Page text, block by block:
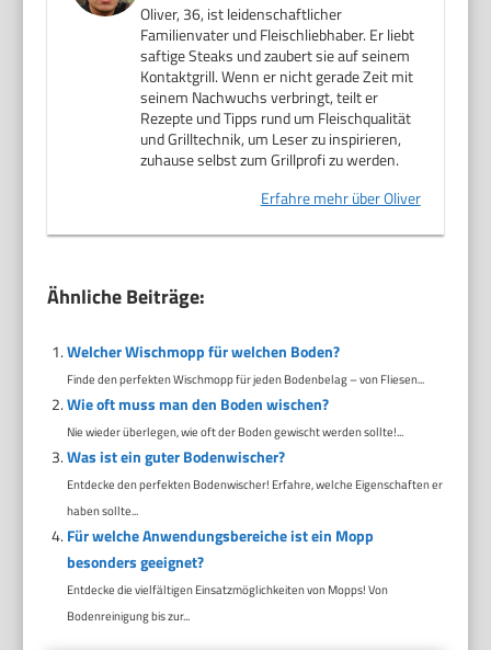
Oliver, 36, ist leidenschaftlicher
Familienvater und Fleischliebhaber. Er liebt
saftige Steaks und zaubert sie auf seinem
Kontaktgrill. Wenn er nicht gerade Zeit mit
seinem Nachwuchs verbringt, teilt er
Rezepte und Tipps rund um Fleischqualität
und Grilltechnik, um Leser zu inspirieren,
zuhause selbst zum Grillprofi zu werden.
Erfahre mehr über Oliver
Ähnliche Beiträge:
Welcher Wischmopp für welchen Boden?
Finde den perfekten Wischmopp für jeden Bodenbelag – von Fliesen...
Wie oft muss man den Boden wischen?
Nie wieder überlegen, wie oft der Boden gewischt werden sollte!...
Was ist ein guter Bodenwischer?
Entdecke den perfekten Bodenwischer! Erfahre, welche Eigenschaften er
haben sollte...
Für welche Anwendungsbereiche ist ein Mopp
besonders geeignet?
Entdecke die vielfältigen Einsatzmöglichkeiten von Mopps! Von
Bodenreinigung bis zur...